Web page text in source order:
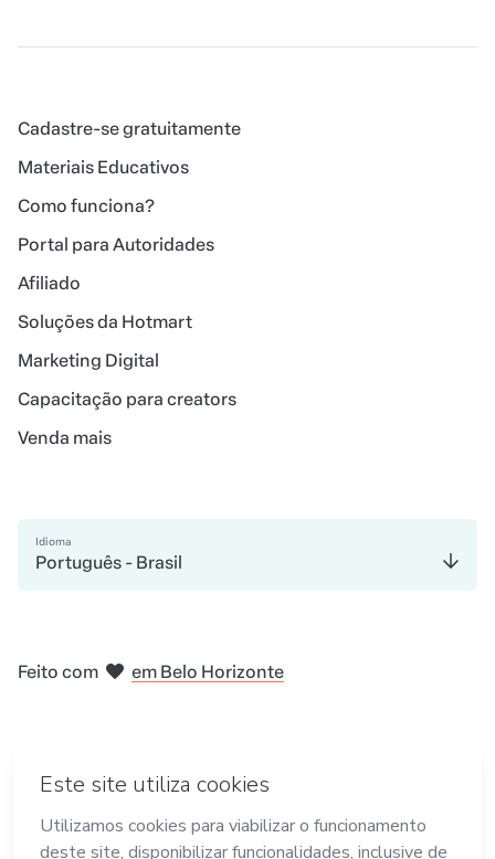
Cadastre-se gratuitamente
Materiais Educativos
Como funciona?
Portal para Autoridades
Afiliado
Soluções da Hotmart
Marketing Digital
Capacitação para creators
Venda mais
Idioma
Português - Brasil
Feito com em Belo Horizonte